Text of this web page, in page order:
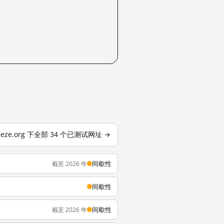
下全部 34 个已测试网址 →
截至 2026 年 间歇性
间歇性
截至 2026 年 间歇性